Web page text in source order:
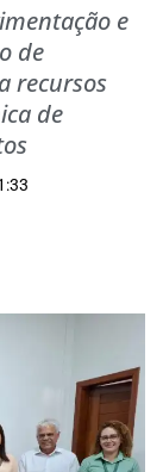
e
de
recursos
de